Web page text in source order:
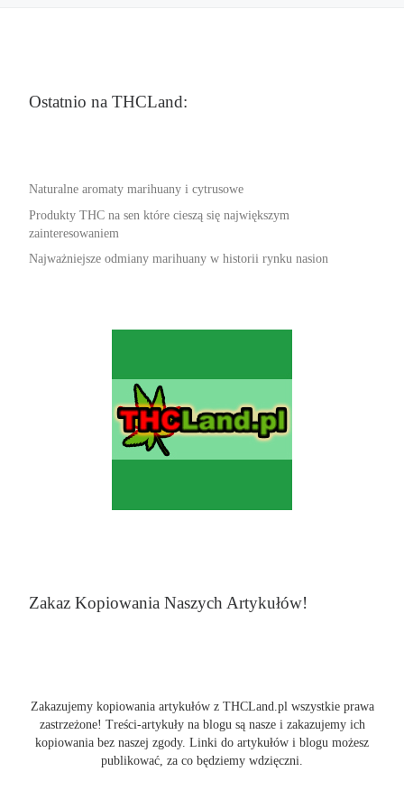
Ostatnio na THCLand:
Naturalne aromaty marihuany i cytrusowe
Produkty THC na sen które cieszą się największym
zainteresowaniem
Najważniejsze odmiany marihuany w historii rynku nasion
Zakaz Kopiowania Naszych Artykułów!
Zakazujemy kopiowania artykułów z THCLand.pl wszystkie prawa
zastrzeżone! Treści-artykuły na blogu są nasze i zakazujemy ich
kopiowania bez naszej zgody. Linki do artykułów i blogu możesz
publikować, za co będziemy wdzięczni.